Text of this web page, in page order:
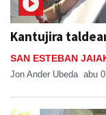
Kantujira
SAN ESTEBAN
Jon Ander Ubeda abu